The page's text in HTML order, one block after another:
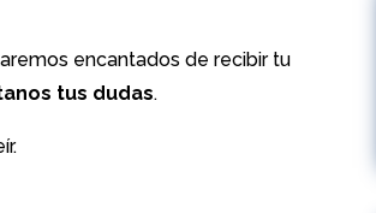
encantados de recibir tu
tus dudas.